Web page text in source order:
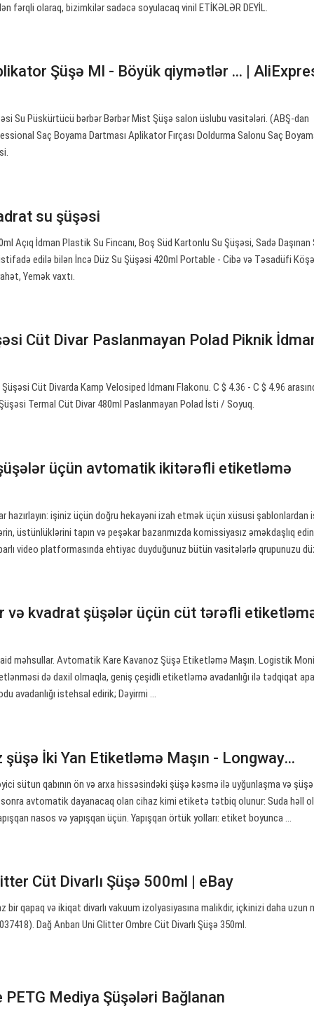
fərqli olaraq, bizimkilər sadəcə soyulacaq vinil ETİKƏLƏR DEYİL.
Şüşə Ml - Böyük qiymətlər ... |
Su Püskürtücü bərbər Bərbər Mist Şüşə salon üslubu vasitələri. (ABŞ-dan
Saç Boyama Dartması Aplikator Fırçası Doldurma Salonu Saç
su şüşəsi
Açıq İdman Plastik Su Fincanı, Boş Süd Kartonlu Su Şüşəsi, Sadə Daşınan
edilə bilən İncə Düz Su Şüşəsi 420ml Portable - Cibə və Təsadüfi
Yemək vaxtı.
Cüt Divar Paslanmayan Polad Piknik
Cüt Divarda Kamp Velosiped İdmanı Flakonu. C $ 4.36 - C $ 4.96
Termal Cüt Divar 480ml Paslanmayan Polad İsti / Soyuq.
üçün avtomatik ikitərəfli etiketləmə
hazırlayın: işiniz üçün doğru hekayəni izah etmək üçün xüsusi
üstünlüklərini tapın və peşəkar bazarımızda komissiyasız əməkdaşlıq
video platformasında ehtiyac duyduğunuz bütün vasitələrlə qrupunuzu
və kvadrat şüşələr üçün cüt tərəfli
aid məhsullar. Avtomatik Kare Kavanoz Şüşə Etiketləmə Maşın. Logistik
də daxil olmaqla, geniş çeşidli etiketləmə avadanlığı ilə tədqiqat
avadanlığı istehsal edirik; Dəyirmi ...
şüşə İki Yan Etiketləmə Maşın - Longway…
sütun qabının ön və arxa hissəsindəki şüşə kəsmə ilə uyğunlaşma və şüşə
sonra avtomatik dayanacaq olan cihaz kimi etiketə tətbiq olunur: Suda həll
nasos və yapışqan üçün. Yapışqan örtük yolları: etiket boyunca ...
Cüt Divarlı Şüşə 500ml | eBay
bir qapaq və ikiqat divarlı vakuum izolyasiyasına malikdir, içkinizi daha uzun
Dağ Anbarı Uni Glitter Ombre Cüt Divarlı Şüşə 350ml.
Mediya Şüşələri Bağlanan